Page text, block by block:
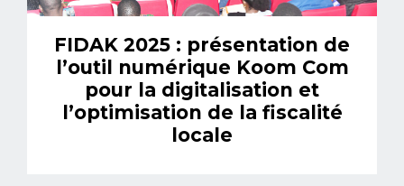
FIDAK 2025 : présentation de
l’outil numérique Koom Com
pour la digitalisation et
l’optimisation de la fiscalité
locale